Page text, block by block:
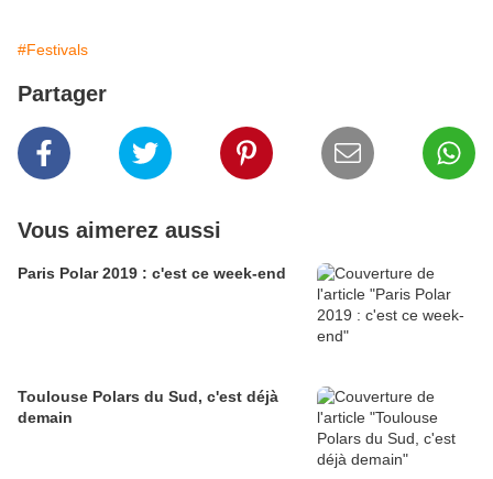
#Festivals
Partager
Vous aimerez aussi
Paris Polar 2019 : c'est ce week-end
Toulouse Polars du Sud, c'est déjà
demain